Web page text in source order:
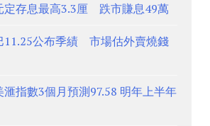
定存息最高3.3厘 跌市賺息49萬
11.25公布季績 市場估外賣燒錢
滙指數3個月預測97.58 明年上半年